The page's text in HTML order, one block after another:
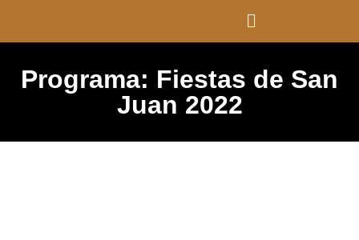
Programa: Fiestas de San
Juan 2022